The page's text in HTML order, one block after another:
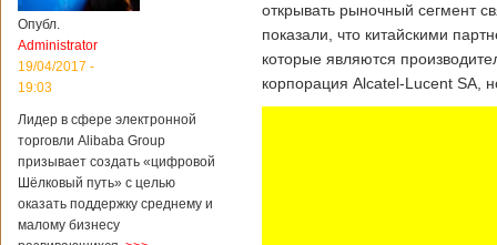
Опубл.
Administrator
19/04/2017 -
19:03
Лидер в сфере электронной
торговли Alibaba Group
призывает создать «цифровой
Шёлковый путь» с целью
оказать поддержку среднему и
малому бизнесу
открывать рыночный сегмент
показали, что китайскими
которые являются
корпорация Alcatel-Lucent SA,